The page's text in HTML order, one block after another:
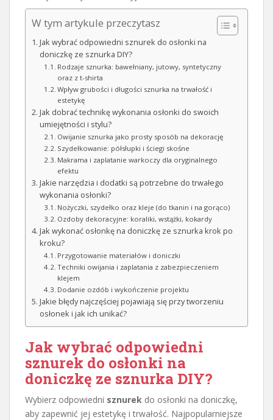
W tym artykule przeczytasz
Jak wybrać odpowiedni sznurek do osłonki na
doniczkę ze sznurka DIY?
Rodzaje sznurka: bawełniany, jutowy, syntetyczny
oraz z t-shirta
Wpływ grubości i długości sznurka na trwałość i
estetykę
Jak dobrać technikę wykonania osłonki do swoich
umiejętności i stylu?
Owijanie sznurka jako prosty sposób na dekorację
Szydełkowanie: półsłupki i ściegi skośne
Makrama i zaplatanie warkoczy dla oryginalnego
efektu
Jakie narzędzia i dodatki są potrzebne do trwałego
wykonania osłonki?
Nożyczki, szydełko oraz kleje (do tkanin i na gorąco)
Ozdoby dekoracyjne: koraliki, wstążki, kokardy
Jak wykonać osłonkę na doniczkę ze sznurka krok po
kroku?
Przygotowanie materiałów i doniczki
Techniki owijania i zaplatania z zabezpieczeniem
klejem
Dodanie ozdób i wykończenie projektu
Jakie błędy najczęściej pojawiają się przy tworzeniu
osłonek i jak ich unikać?
Jak wybrać odpowiedni
sznurek do osłonki na
doniczkę ze sznurka DIY?
Wybierz odpowiedni sznurek do osłonki na doniczkę,
aby zapewnić jej estetykę i trwałość. Najpopularniejsze